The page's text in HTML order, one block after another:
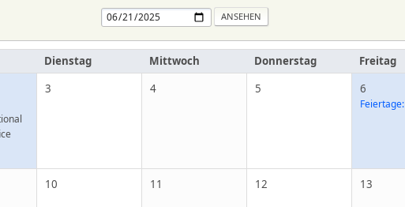
Dienstag Mittwoch Donnerstag Freitag
3 4 5 6
Feiertage:
10 11 12 13